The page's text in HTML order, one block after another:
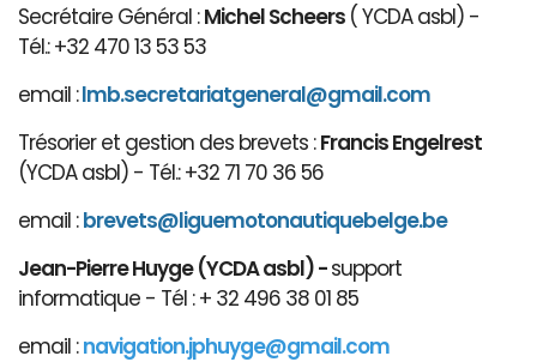
Secrétaire Général :Michel Scheers ( YCDA asbl) -
Tél.: +32 470 13 53 53
email :lmb.secretariatgeneral@gmail.com
Trésorier et gestion des brevets :Francis Engelrest
(YCDA asbl) - Tél.: +32 71 70 36 56
email :brevets@liguemotonautiquebelge.be
Jean-Pierre Huyge (YCDA asbl) -support
informatique - Tél : + 32 496 38 01 85
email :navigation.jphuyge@gmail.com